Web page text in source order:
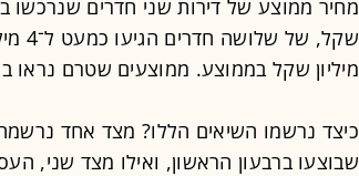
מיליון שקל בממוצע. ממוצעים שטרם נראו
שבוצעו ברבעון הראשון, ואילו מצד שני,